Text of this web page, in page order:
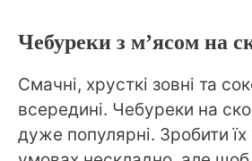
Чебуреки з м’ясом на
Смачні, хрусткі зовні та
всередині. Чебуреки на
дуже популярні. Зробити